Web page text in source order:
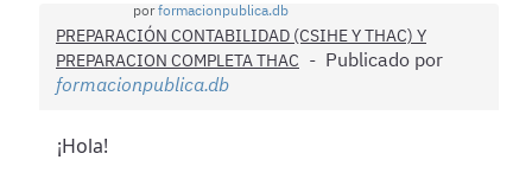
porformacionpublica.db
PREPARACIÓN CONTABILIDAD (CSIHE Y THAC) Y
PREPARACION COMPLETA THAC
Publicado por
formacionpublica.db
¡Hola!